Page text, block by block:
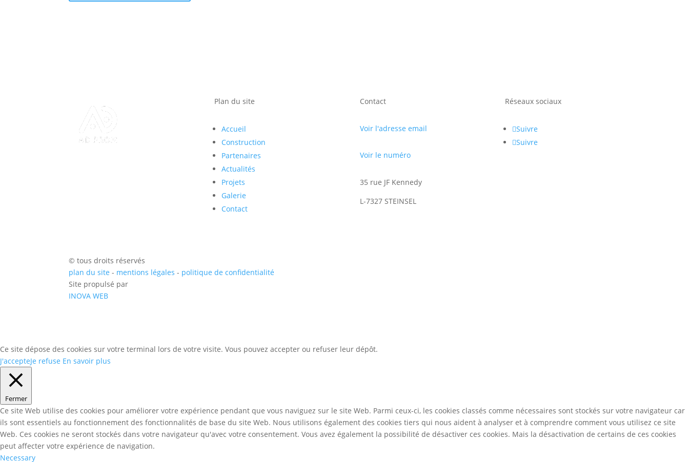
Plan du site
Accueil
Construction
Partenaires
Actualités
Projets
Galerie
Contact
Contact
Voir l'adresse email
Voir le numéro
35 rue JF Kennedy
L-7327 STEINSEL
Réseaux sociaux
Suivre
Suivre
© tous droits réservés
plan du site - mentions légales- politique de confidentialité
Site propulsé par
INOVA WEB
Ce site dépose des cookies sur votre terminal lors de votre visite. Vous pouvez accepter ou refuser leur dépôt.
J'accepteJe refuse En savoir plus
Fermer
Ce site Web utilise des cookies pour améliorer votre expérience pendant que vous naviguez sur le site Web. Parmi ceux-ci, les cookies classés comme nécessaires sont stockés sur votre navigateur car
ils sont essentiels au fonctionnement des fonctionnalités de base du site Web. Nous utilisons également des cookies tiers qui nous aident à analyser et à comprendre comment vous utilisez ce site
Web. Ces cookies ne seront stockés dans votre navigateur qu'avec votre consentement. Vous avez également la possibilité de désactiver ces cookies. Mais la désactivation de certains de ces cookies
peut affecter votre expérience de navigation.
Necessary